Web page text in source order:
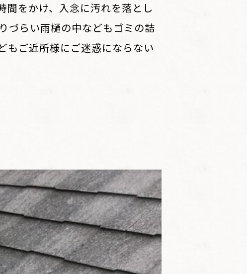
間をかけ、入念に汚れを落とし
づらい雨樋の中などもゴミの詰
もご近所様にご迷惑にならない